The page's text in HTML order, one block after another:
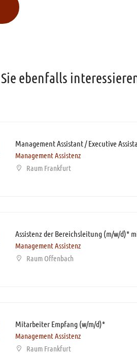
ebenfalls
Management Assistenz
Raum Frankfurt
Management Assistenz
Raum Offenbach
Mitarbeiter Empfang (w/m/d)*
Management Assistenz
Raum Frankfurt